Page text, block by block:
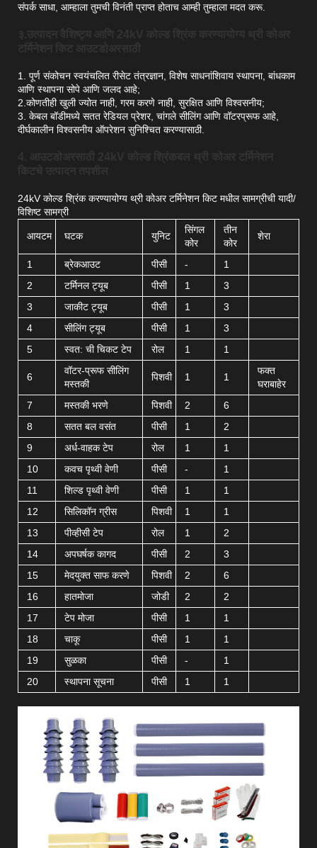
संपर्क साधा, आम्हाला तुमची विनंती प्राप्त होताच आम्ही तुम्हाला मदत करू.
1. पूर्ण संकोचन स्वयंचलित रीसेट तंत्रज्ञान, विशेष साधनांशिवाय स्थापना, बांधकाम
आणि स्थापना सोपे आणि जलद आहे;
2.कोणतीही खुली ज्योत नाही, गरम करणे नाही, सुरक्षित आणि विश्वसनीय;
3. केबल बॉडीमध्ये सतत रेडियल प्रेशर, चांगले सीलिंग आणि वॉटरप्रूफ आहे,
दीर्घकालीन विश्वसनीय ऑपरेशन सुनिश्चित करण्यासाठी.
24kV कोल्ड श्रिंक करण्यायोग्य थ्री कोअर टर्मिनेशन किट मधील सामग्रीची यादी/
विशिष्ट सामग्री
आयटम घटक युनिट
सिंगल
कोर
तीन
कोर
शेरा
1 ब्रेकआउट पीसी -
1
2
टर्मिनल ट्यूब पीसी 1
3
3
जाकीट ट्यूब पीसी 1
3
4
सीलिंग ट्यूब पीसी 1
3
5
स्वत: ची चिकट टेप रोल 1 1
6
वॉटर-प्रूफ सीलिंग
मस्तकी
पिशवी 1 1
फक्त
घराबाहेर
7
मस्तकी भरणे पिशवी 2
6
8
सतत बल वसंत पीसी 1
2
9
अर्ध-वाहक टेप रोल 1
1
10
कवच पृथ्वी वेणी पीसी -
1
11
शिल्ड पृथ्वी वेणी पीसी 1
1
12
सिलिकॉन ग्रीस पिशवी 1
1
13
पीव्हीसी टेप रोल 1
2
14
अपघर्षक कागद पीसी 2
3
15
मेदयुक्त साफ करणे पिशवी 2
6
16
हातमोजा जोडी 2
2
17
टेप मोजा पीसी 1
1
18
चाकू पीसी 1
1
19
सुळका पीसी -
1
20
स्थापना सूचना पीसी 1 1